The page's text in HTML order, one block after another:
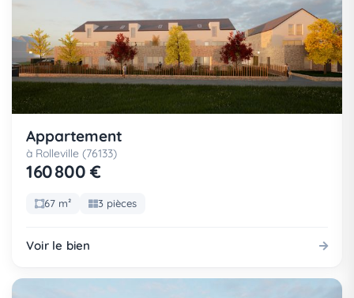
Appartement
à Rolleville (76133)
160 800 €
67 m² 3 pièces
Voir le bien